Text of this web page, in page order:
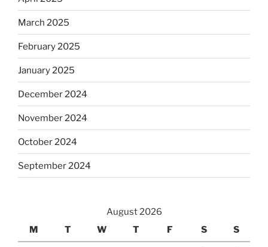
March 2025
February 2025
January 2025
December 2024
November 2024
October 2024
September 2024
August 2026
M
T W T F S S